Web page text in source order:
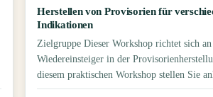
Herstellen von Provisorien für
Indikationen
Zielgruppe Dieser Workshop richtet sich
Wiedereinsteiger in der
diesem praktischen Workshop stellen Sie
Modellen und einer vorherigen